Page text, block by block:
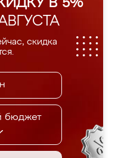
В 5%
скидка
бюджет